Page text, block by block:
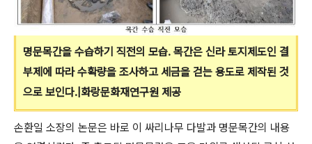
명문목간을 수습하기 직전의 모습. 목간은 신라 토지제도인 결
부제에 따라 수확량을 조사하고 세금을 걷는 용도로 제작된 것
으로 보인다.|화랑문화재연구원 제공
손환일 소장의 논문은 바로 이 싸리나무 다발과 명문목간의 내용